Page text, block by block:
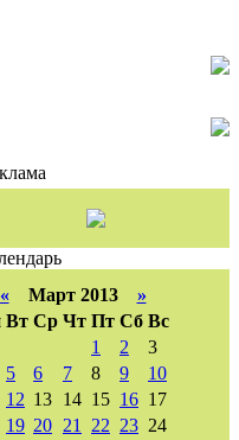
«Март 2013 »
Вт Ср Чт Пт Сб Вс
1
2
3
5 6 7 8 9
10
12 13 14 15 16 17
19 20 21 22 23 24